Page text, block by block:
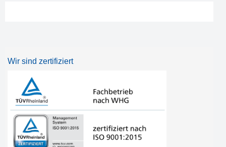
Wir sind zertifiziert